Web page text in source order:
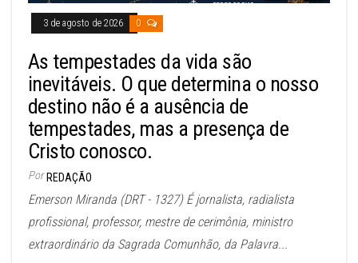
3 de agosto de 2026 0
As tempestades da vida são
inevitáveis. O que determina o nosso
destino não é a ausência de
tempestades, mas a presença de
Cristo conosco.
Por REDAÇÃO
Emerson Miranda (DRT - 1327) É jornalista, radialista
profissional, professor, mestre de cerimônia, ministro
extraordinário da Sagrada Comunhão, da Palavra...